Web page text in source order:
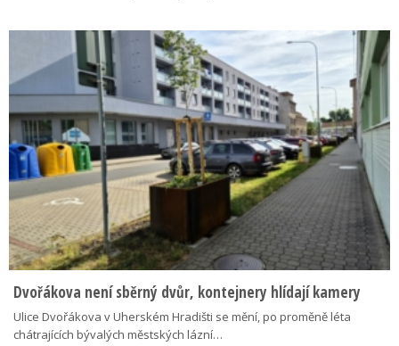
Dvořákova není sběrný dvůr, kontejnery hlídají kamery
Ulice Dvořákova v Uherském Hradišti se mění, po proměně léta
chátrajících bývalých městských lázní…